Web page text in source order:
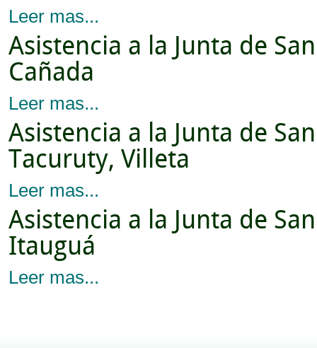
Leer mas...
Asistencia a la Junta de
Cañada
Leer mas...
Asistencia a la Junta de
Tacuruty, Villeta
Leer mas...
Asistencia a la Junta de
Itauguá
Leer mas...